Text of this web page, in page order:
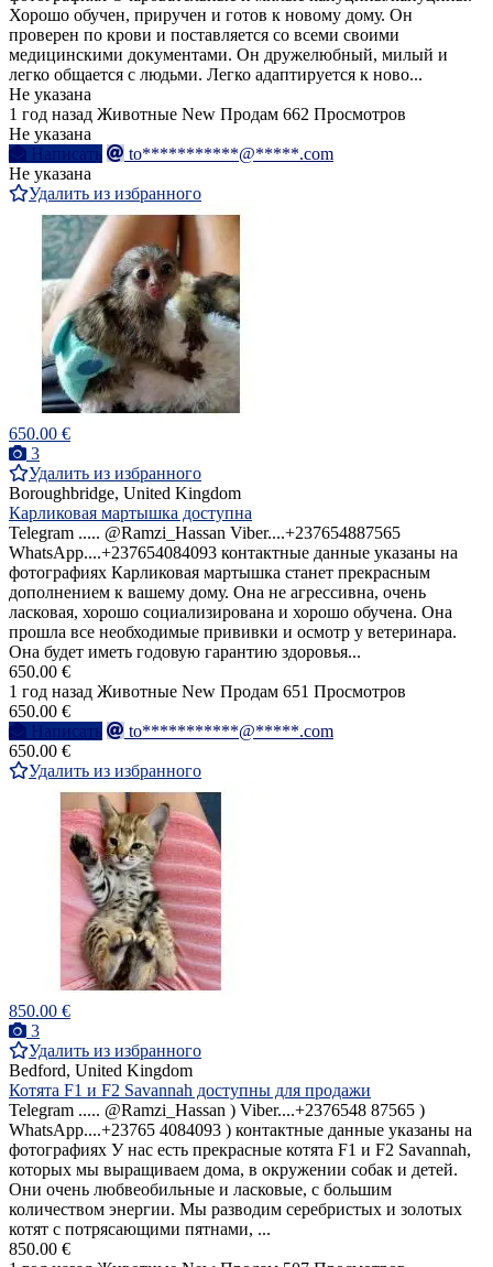
Хорошо обучен, приручен и готов к новому дому. Он
проверен по крови и поставляется со всеми своими
медицинскими документами. Он дружелюбный, милый и
легко общается с людьми. Легко адаптируется к ново...
Не указана
1 год назад Животные New Продам 662 Просмотров
Не указана
Написать
to***********@*****.com
Не указана
Удалить из избранного
650.00 €
3
Удалить из избранного
Boroughbridge, United Kingdom
Карликовая мартышка доступна
Telegram ..... @Ramzi_Hassan Viber....+237654887565
WhatsApp....+237654084093 контактные данные указаны на
фотографиях Карликовая мартышка станет прекрасным
дополнением к вашему дому. Она не агрессивна, очень
ласковая, хорошо социализирована и хорошо обучена. Она
прошла все необходимые прививки и осмотр у ветеринара.
Она будет иметь годовую гарантию здоровья...
650.00 €
1 год назад Животные New Продам 651 Просмотров
650.00 €
Написать
to***********@*****.com
650.00 €
Удалить из избранного
850.00 €
3
Удалить из избранного
Bedford, United Kingdom
Котята F1 и F2 Savannah доступны для продажи
Telegram ..... @Ramzi_Hassan ) Viber....+2376548 87565 )
WhatsApp....+23765 4084093 ) контактные данные указаны на
фотографиях У нас есть прекрасные котята F1 и F2 Savannah,
которых мы выращиваем дома, в окружении собак и детей.
Они очень любвеобильные и ласковые, с большим
количеством энергии. Мы разводим серебристых и золотых
котят с потрясающими пятнами, ...
850.00 €